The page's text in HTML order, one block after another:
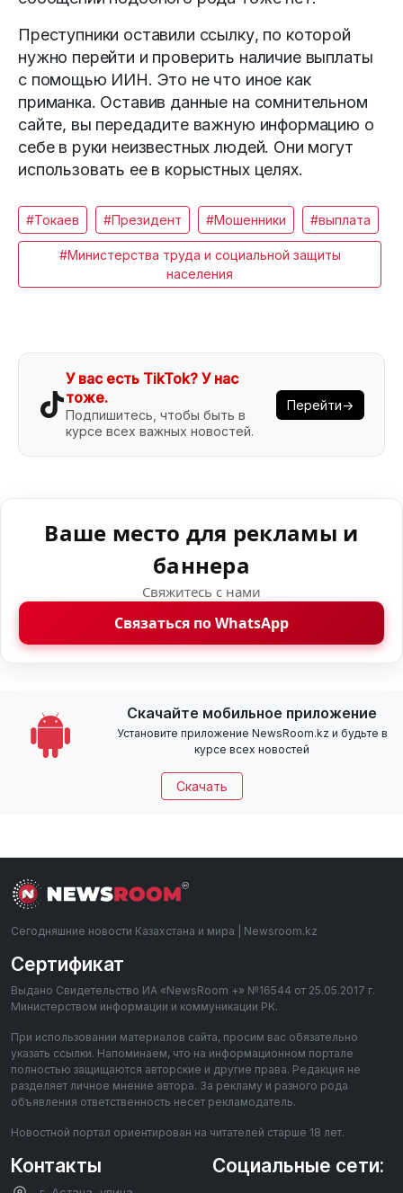
Преступники оставили ссылку, по которой
нужно перейти и проверить наличие выплаты
с помощью ИИН. Это не что иное как
приманка. Оставив данные на сомнительном
сайте, вы передадите важную информацию о
себе в руки неизвестных людей. Они могут
использовать ее в корыстных целях.
#Токаев #Президент #Мошенники #выплата
#Министерства труда и социальной защиты
населения
У вас есть TikTok? У нас
тоже.
Подпишитесь, чтобы быть в
курсе всех важных новостей.
Перейти→
Ваше место для рекламы и
баннера
Свяжитесь с нами
Связаться по WhatsApp
Скачайте мобильное приложение
Установите приложение NewsRoom.kz и будьте в
курсе всех новостей
Скачать
Сегодняшние новости Казахстана и мира | Newsroom.kz
Сертификат
Выдано Свидетельство ИА «NewsRoom +» №16544 от 25.05.2017 г.
Министерством информации и коммуникации РК.
При использовании материалов сайта, просим вас обязательно
указать ссылки. Напоминаем, что на информационном портале
полностью защищаются авторские и другие права. Редакция не
разделяет личное мнение автора. За рекламу и разного рода
объявления ответственность несет рекламодатель.
Новостной портал ориентирован на читателей старше 18 лет.
Контакты Социальные сети: